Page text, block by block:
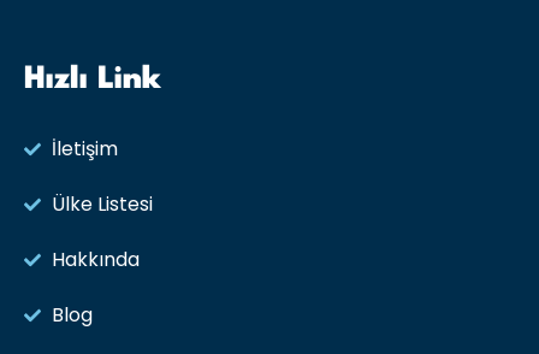
Hızlı Link
İletişim
Ülke Listesi
Hakkında
Blog